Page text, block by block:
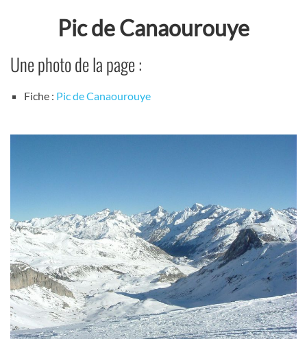
Pic de Canaourouye
Une photo de la page :
Fiche : Pic de Canaourouye